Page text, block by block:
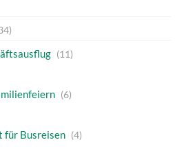
(11)
(6)
für Busreisen (4)